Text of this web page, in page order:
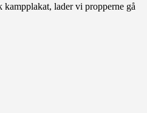
kampplakat, lader vi propperne gå